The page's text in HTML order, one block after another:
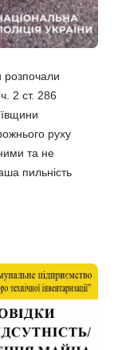
розпочали
2 ст. 286
руху
та не
пильність